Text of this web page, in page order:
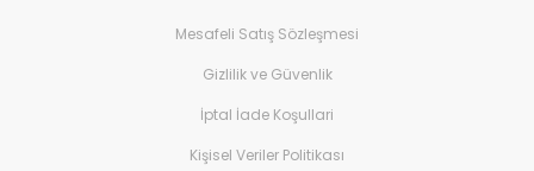
Mesafeli Satış Sözleşmesi
Gizlilik ve Güvenlik
İptal İade Koşullari
Kişisel Veriler Politikası